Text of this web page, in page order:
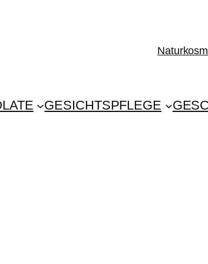
GESICHTSPFLEGE